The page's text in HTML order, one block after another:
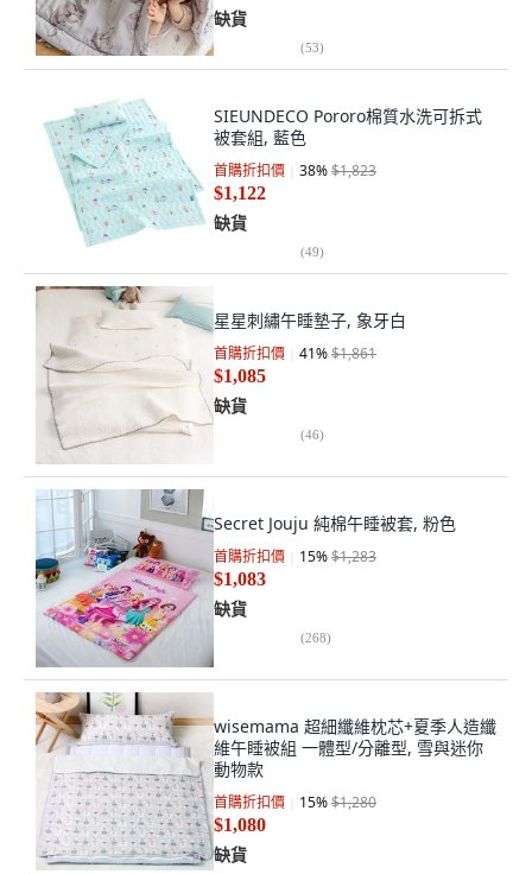
缺貨
(53)
SIEUNDECO Pororo棉質水洗可拆式
被套組, 藍色
首購折扣價 38%$1,823
$1,122
缺貨
(49)
星星刺繡午睡墊子, 象牙白
首購折扣價 41%$1,861
$1,085
缺貨
(46)
Secret Jouju 純棉午睡被套, 粉色
首購折扣價 15%$1,283
$1,083
缺貨
(268)
wisemama 超細纖維枕芯+夏季人造纖
維午睡被組 一體型/分離型, 雪與迷你
動物款
首購折扣價 15%$1,280
$1,080
缺貨